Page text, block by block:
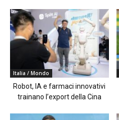
Italia / Mondo
Robot, IA e farmaci innovativi
trainano l’export della Cina